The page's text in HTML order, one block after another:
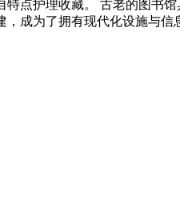
点护理收藏。 古老的图书
成为了拥有现代化设施与信